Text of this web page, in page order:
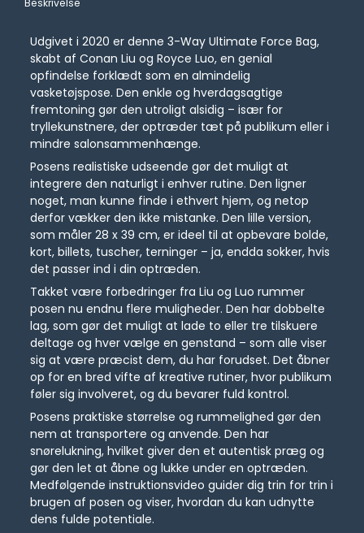
Beskrivelse
Udgivet i 2020 er denne 3-Way Ultimate Force Bag,
skabt af Conan Liu og Royce Luo, en genial
opfindelse forklædt som en almindelig
vasketøjspose. Den enkle og hverdagsagtige
fremtoning gør den utroligt alsidig – især for
tryllekunstnere, der optræder tæt på publikum eller i
mindre salonsammenhænge.
Posens realistiske udseende gør det muligt at
integrere den naturligt i enhver rutine. Den ligner
noget, man kunne finde i ethvert hjem, og netop
derfor vækker den ikke mistanke. Den lille version,
som måler 28 x 39 cm, er ideel til at opbevare bolde,
kort, billets, tuscher, terninger – ja, endda sokker, hvis
det passer ind i din optræden.
Takket være forbedringer fra Liu og Luo rummer
posen nu endnu flere muligheder. Den har dobbelte
lag, som gør det muligt at lade to eller tre tilskuere
deltage og hver vælge en genstand – som alle viser
sig at være præcist dem, du har forudset. Det åbner
op for en bred vifte af kreative rutiner, hvor publikum
føler sig involveret, og du bevarer fuld kontrol.
Posens praktiske størrelse og rummelighed gør den
nem at transportere og anvende. Den har
snørelukning, hvilket giver den et autentisk præg og
gør den let at åbne og lukke under en optræden.
Medfølgende instruktionsvideo guider dig trin for trin i
brugen af posen og viser, hvordan du kan udnytte
dens fulde potentiale.